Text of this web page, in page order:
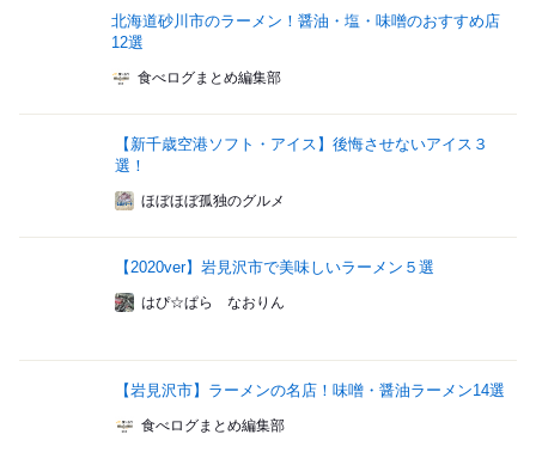
北海道砂川市のラーメン！醤油・塩・味噌のおすすめ店
12選
食べログまとめ編集部
【新千歳空港ソフト・アイス】後悔させないアイス３
選！
ほぼほぼ孤独のグルメ
【2020ver】岩見沢市で美味しいラーメン５選
はぴ☆ぱら なおりん
【岩見沢市】ラーメンの名店！味噌・醤油ラーメン14選
食べログまとめ編集部